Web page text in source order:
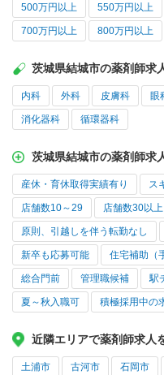
500万円以上 550万円以上
700万円以上 800万円以上
茨城県結城市の薬剤師求
内科 外科 皮膚科 眼
消化器科 循環器科
茨城県結城市の薬剤師求
産休・育休取得実績有り ス
店舗数10～29 店舗数30以上
原則、引越しを伴う転勤なし
新卒も応募可能 住宅補助（
総合門前 管理職候補 駅
夏～秋入職可 積極採用中の
近隣エリアで薬剤師求人
土浦市 古河市 石岡市